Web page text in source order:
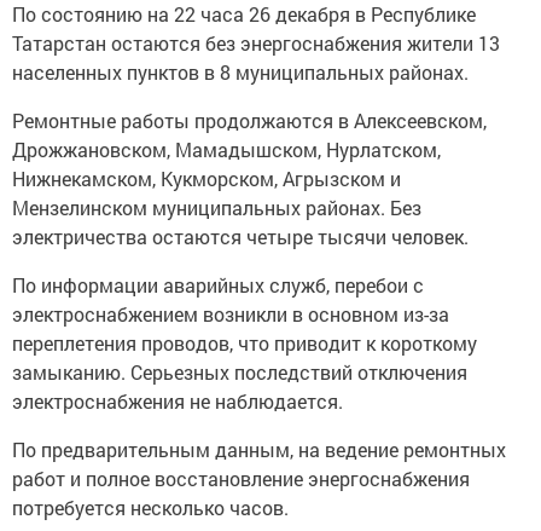
По состоянию на 22 часа 26 декабря в Республике
Татарстан остаются без энергоснабжения жители 13
населенных пунктов в 8 муниципальных районах.
Ремонтные работы продолжаются в Алексеевском,
Дрожжановском, Мамадышском, Нурлатском,
Нижнекамском, Кукморском, Агрызском и
Мензелинском муниципальных районах. Без
электричества остаются четыре тысячи человек.
По информации аварийных служб, перебои с
электроснабжением возникли в основном из-за
переплетения проводов, что приводит к короткому
замыканию. Серьезных последствий отключения
электроснабжения не наблюдается.
По предварительным данным, на ведение ремонтных
работ и полное восстановление энергоснабжения
потребуется несколько часов.